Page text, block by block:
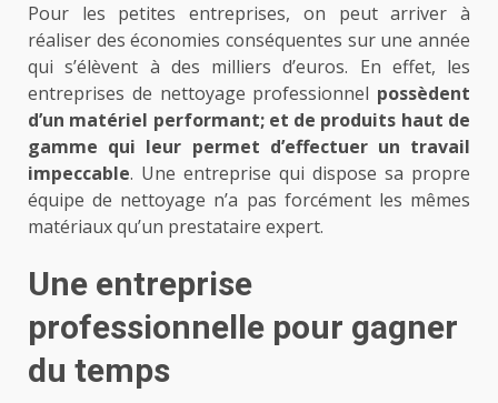
Pour les petites entreprises, on peut arriver à
réaliser des économies conséquentes sur une année
qui s’élèvent à des milliers d’euros. En effet, les
entreprises de nettoyage professionnel possèdent
d’un matériel performant; et de produits haut de
gamme qui leur permet d’effectuer un travail
impeccable. Une entreprise qui dispose sa propre
équipe de nettoyage n’a pas forcément les mêmes
matériaux qu’un prestataire expert.
Une entreprise
professionnelle pour gagner
du temps